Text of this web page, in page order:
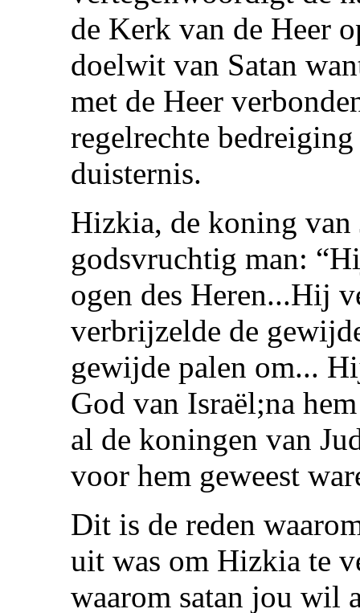
de Kerk van de Heer
doelwit van Satan
met de Heer
regelrechte
duisternis.
Hizkia, de koning van
godsvruchtig man:
ogen des Heren...Hij
verbrijzelde de
gewijde palen om...
God van Israël;na
al de koningen van
voor hem geweest
Dit is de reden
uit was om Hizkia te
waarom satan jou wil